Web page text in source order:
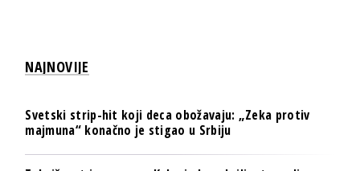
NAJNOVIJE
Svetski strip-hit koji deca obožavaju: „Zeka protiv
majmuna“ konačno je stigao u Srbiju